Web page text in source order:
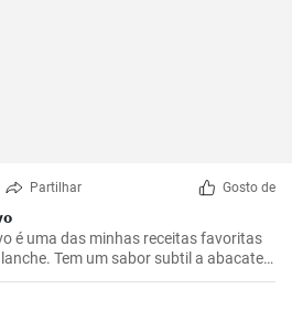
Partilhar Gosto de
é uma das minhas receitas favoritas
Tem um sabor subtil a abacate
de limão e realçado pela adição de